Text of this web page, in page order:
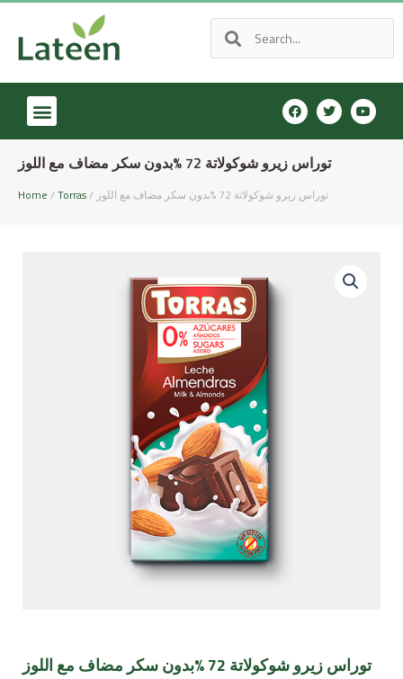
توراس زيرو شوكولاتة 72 %بدون سكر مضاف مع اللوز
Home /Torras / توراس زيرو شوكولاتة 72 %بدون سكر مضاف مع اللوز
توراس زيرو شوكولاتة 72 %بدون سكر مضاف مع اللوز